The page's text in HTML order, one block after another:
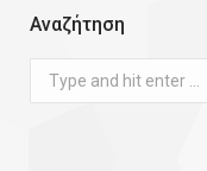
Αναζήτηση
Search: